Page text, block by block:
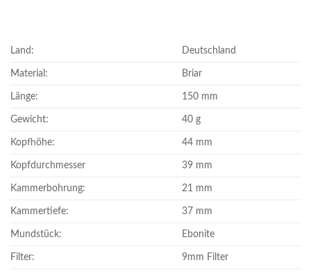
Land: Deutschland
Material: Briar
Länge: 150 mm
Gewicht: 40 g
Kopfhöhe: 44 mm
Kopfdurchmesser 39 mm
Kammerbohrung: 21 mm
Kammertiefe: 37 mm
Mundstück: Ebonite
Filter: 9mm Filter